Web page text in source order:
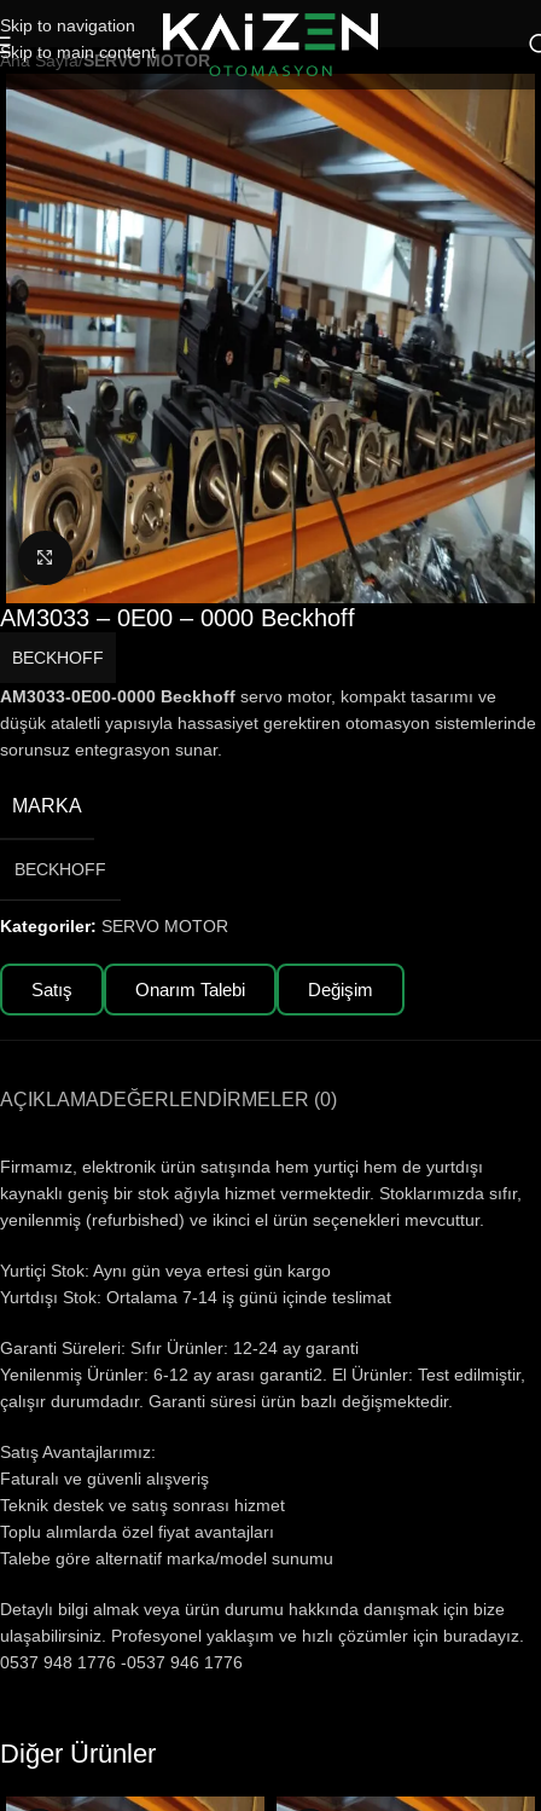
Skip to navigation
Skip to main content
Ana Sayfa SERVO MOTOR
Büyütmek için tıklayın
AM3033 – 0E00 – 0000 Beckhoff
BECKHOFF
AM3033-0E00-0000 Beckhoff servo motor, kompakt tasarımı ve
düşük ataletli yapısıyla hassasiyet gerektiren otomasyon sistemlerinde
sorunsuz entegrasyon sunar.
MARKA
BECKHOFF
Kategoriler: SERVO MOTOR
Satış Onarım Talebi Değişim
AÇIKLAMADEĞERLENDIRMELER (0)
Firmamız, elektronik ürün satışında hem yurtiçi hem de yurtdışı
kaynaklı geniş bir stok ağıyla hizmet vermektedir. Stoklarımızda sıfır,
yenilenmiş (refurbished) ve ikinci el ürün seçenekleri mevcuttur.
Yurtiçi Stok: Aynı gün veya ertesi gün kargo
Yurtdışı Stok: Ortalama 7-14 iş günü içinde teslimat
Garanti Süreleri: Sıfır Ürünler: 12-24 ay garanti
Yenilenmiş Ürünler: 6-12 ay arası garanti2. El Ürünler: Test edilmiştir,
çalışır durumdadır. Garanti süresi ürün bazlı değişmektedir.
Satış Avantajlarımız:
Faturalı ve güvenli alışveriş
Teknik destek ve satış sonrası hizmet
Toplu alımlarda özel fiyat avantajları
Talebe göre alternatif marka/model sunumu
Detaylı bilgi almak veya ürün durumu hakkında danışmak için bize
ulaşabilirsiniz. Profesyonel yaklaşım ve hızlı çözümler için buradayız.
0537 948 1776 -0537 946 1776
Diğer Ürünler